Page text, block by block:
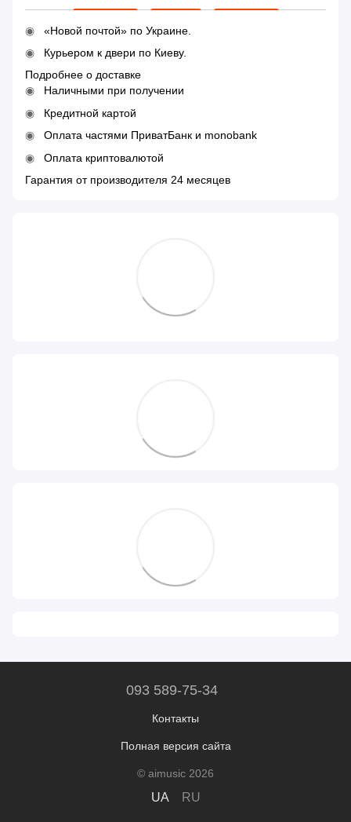
«Новой почтой» по Украине.
Курьером к двери по Киеву.
Подробнее о доставке
Наличными при получении
Кредитной картой
Оплата частями ПриватБанк и monobank
Оплата криптовалютой
Гарантия от производителя 24 месяцев
093 589-75-34
Контакты
Полная версия сайта
© aimusic 2026
UA RU